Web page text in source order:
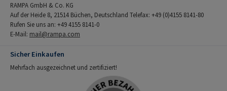
RAMPA GmbH & Co. KG
Auf der Heide 8, 21514 Büchen, Deutschland Telefax: +49 (0)4155 8141-80
Rufen Sie uns an: +49 4155 8141-0
E-Mail: mail@rampa.com
Sicher Einkaufen
Mehrfach ausgezeichnet und zertifiziert!